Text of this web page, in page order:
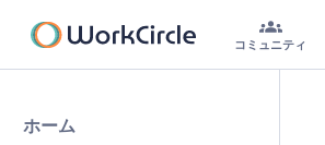
コミュニティ
ホーム